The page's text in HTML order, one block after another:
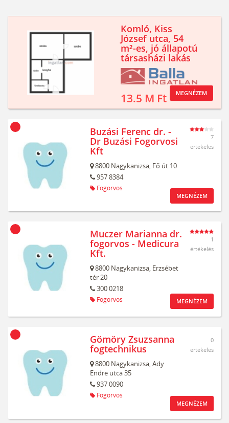
Komló, Kiss
József utca, 54
m²-es, jó állapotú
társasházi lakás
13.5 M Ft MEGNÉZEM
Buzási Ferenc dr. -
Dr Buzási Fogorvosi
Kft
8800 Nagykanizsa, Fő út 10
957 8384
Fogorvos
7
értékelés
MEGNÉZEM
Muczer Marianna dr.
fogorvos - Medicura
Kft.
8800 Nagykanizsa, Erzsébet
tér 20
300 0218
Fogorvos
1
értékelés
MEGNÉZEM
Gömöry Zsuzsanna
fogtechnikus
8800 Nagykanizsa,Ady
Endre utca 35
937 0090
Fogorvos
0
értékelés
MEGNÉZEM